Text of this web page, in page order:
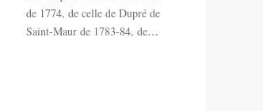
de 1774, de celle de Dupré de
Saint-Maur de 1783-84, de…